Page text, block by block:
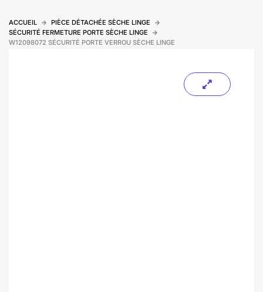
ACCUEIL
PIÈCE DÉTACHÉE SÈCHE LINGE
SÉCURITÉ FERMETURE PORTE SÈCHE LINGE
W12098072 SÉCURITÉ PORTE VERROU SÈCHE LINGE